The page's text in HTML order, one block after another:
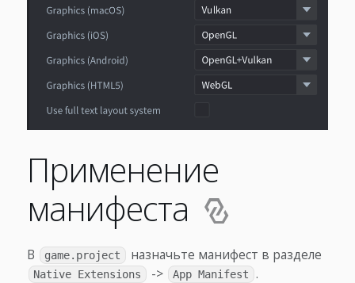
Применение
манифеста
В game.project назначьте манифест в разделе
Native Extensions -> App Manifest .